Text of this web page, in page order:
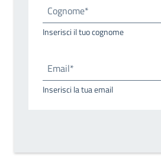
Cognome*
Inserisci il tuo cognome
Email*
Inserisci la tua email